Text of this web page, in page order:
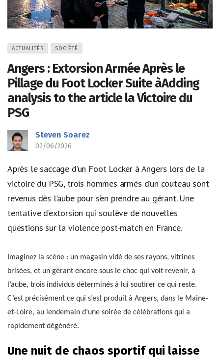
ACTUALITÉS SOCIÉTÉ
Angers : Extorsion Armée Après le
Pillage du Foot Locker Suite àAdding
analysis to the article la Victoire du
PSG
Steven Soarez
02/06/2026
Après le saccage d’un Foot Locker à Angers lors de la
victoire du PSG, trois hommes armés d’un couteau sont
revenus dès l’aube pour s’en prendre au gérant. Une
tentative d’extorsion qui soulève de nouvelles
questions sur la violence post-match en France.
Imaginez la scène : un magasin vidé de ses rayons, vitrines
brisées, et un gérant encore sous le choc qui voit revenir, à
l’aube, trois individus déterminés à lui soutirer ce qui reste.
C’est précisément ce qui s’est produit à Angers, dans le Maine-
et-Loire, au lendemain d’une soirée de célébrations qui a
rapidement dégénéré.
Une nuit de chaos sportif qui laisse